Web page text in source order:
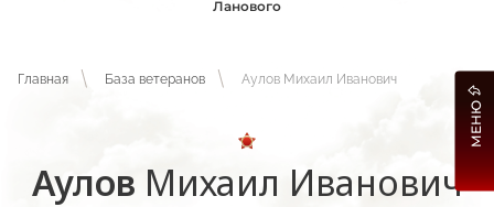
Ланового
Главная База ветеранов Аулов Михаил Иванович
Аулов Михаил Иванович
МЕНЮ